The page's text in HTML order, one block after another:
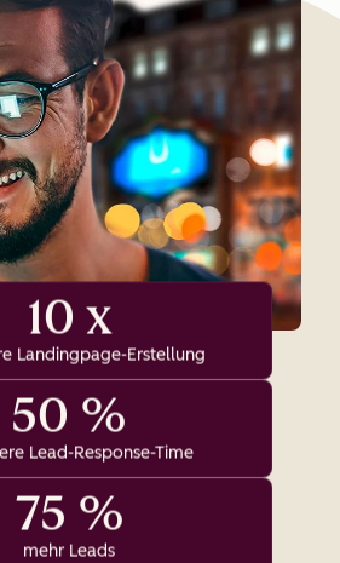
10 x
Landingpage-Erstellung
50 %
Lead-Response-Time
75 %
mehr Leads